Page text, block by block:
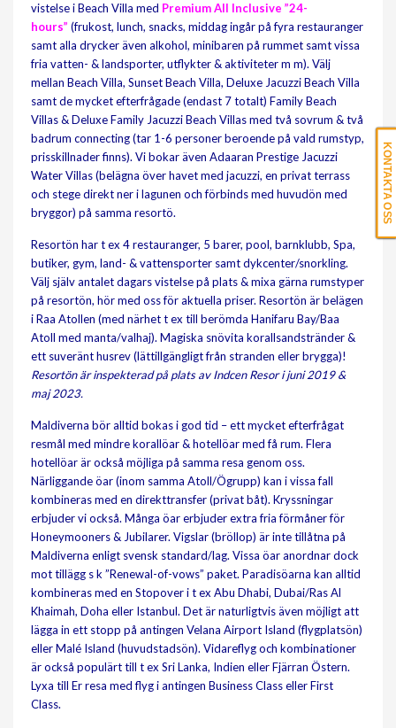
vistelse i Beach Villa med PremiumAll Inclusive ”24-
hours” (frukost, lunch, snacks, middag ingår på fyra restauranger
samt alla drycker även alkohol, minibaren på rummet samt vissa
fria vatten- & landsporter, utflykter & aktiviteter m m). Välj
mellan Beach Villa, Sunset Beach Villa, Deluxe Jacuzzi Beach Villa
samt de mycket efterfrågade (endast 7 totalt) Family Beach
Villas & Deluxe Family Jacuzzi Beach Villas med två sovrum & två
badrum connecting (tar 1-6 personer beroende på vald rumstyp,
prisskillnader finns). Vi bokar även Adaaran Prestige Jacuzzi
Water Villas (belägna över havet med jacuzzi, en privat terrass
och stege direkt ner i lagunen och förbinds med huvudön med
bryggor) på samma resortö.
Resortön har t ex 4 restauranger, 5 barer, pool, barnklubb, Spa,
butiker, gym, land- & vattensporter samt dykcenter/snorkling.
Välj själv antalet dagars vistelse på plats & mixa gärna rumstyper
på resortön, hör med oss för aktuella priser. Resortön är belägen
i Raa Atollen (med närhet t ex till berömda Hanifaru Bay/Baa
Atoll med manta/valhaj). Magiska snövita korallsandstränder &
ett suveränt husrev (lättillgängligt från stranden eller brygga)!
Resortön är inspekterad på plats av Indcen Resor i juni 2019 &
maj 2023.
Maldiverna bör alltid bokas i god tid – ett mycket efterfrågat
resmål med mindre korallöar & hotellöar med få rum. Flera
hotellöar är också möjliga på samma resa genom oss.
Närliggande öar (inom samma Atoll/Ögrupp) kan i vissa fall
kombineras med en direkttransfer (privat båt). Kryssningar
erbjuder vi också. Många öar erbjuder extra fria förmåner för
Honeymooners & Jubilarer. Vigslar (bröllop) är inte tillåtna på
Maldiverna enligt svensk standard/lag. Vissa öar anordnar dock
mot tillägg s k ”Renewal-of-vows” paket. Paradisöarna kan alltid
kombineras med en Stopover i t ex Abu Dhabi, Dubai/Ras Al
Khaimah, Doha eller Istanbul. Det är naturligtvis även möjligt att
lägga in ett stopp på antingen Velana Airport Island (flygplatsön)
eller Malé Island (huvudstadsön). Vidareflyg och kombinationer
är också populärt till t ex Sri Lanka, Indien eller Fjärran Östern.
Lyxa till Er resa med flyg i antingen Business Class eller First
Class.
KONTAKTA OSS